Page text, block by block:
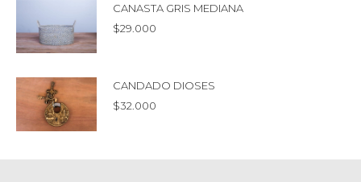
CANASTA GRIS MEDIANA
$29.000
CANDADO DIOSES
$32.000